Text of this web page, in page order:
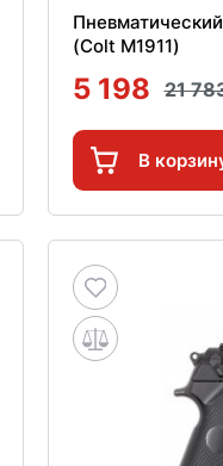
(Colt M1911)
5 198 21
В